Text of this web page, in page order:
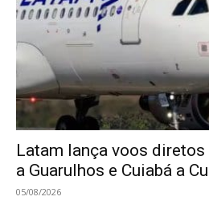
Latam lança voos
a Guarulhos e Cuiabá a
05/08/2026